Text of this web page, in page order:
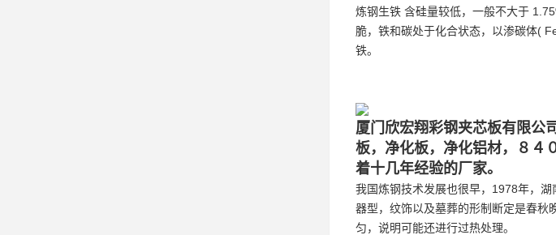
炼钢生铁 含硅量较低，一般不大于
脆，铁和碳处于化合状态，以渗碳体(
铁。
厦门欣宏翔彩钢夹芯板有限公
板，净化板，净化铝材，８４
着十几年经验的厂家。
我国炼钢技术发展也很早，1978年，
器型，纹饰以及墓葬的形制断定是春秋
匀，说明可能还进行过热处理。